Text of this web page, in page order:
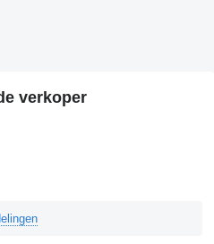
verkoper